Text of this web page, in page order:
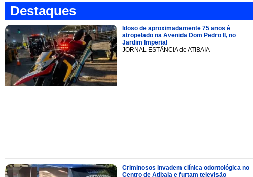
Destaques
Idoso de aproximadamente 75 anos é
atropelado na Avenida Dom Pedro II, no
Jardim Imperial
JORNAL ESTÂNCIA de ATIBAIA
Criminosos invadem clínica odontológica no
Centro de Atibaia e furtam televisão